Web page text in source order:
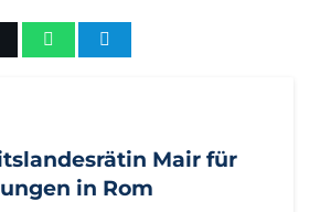
Mair für
in Rom